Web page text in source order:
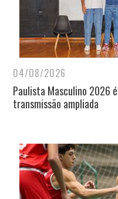
04/08/2026
Paulista Masculino 2026
transmissão ampliada